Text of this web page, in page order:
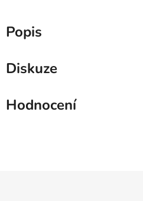
Popis
Diskuze
Hodnocení